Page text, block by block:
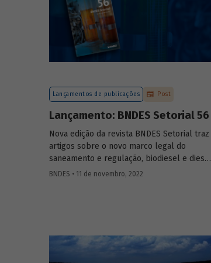
Lançamentos de publicações Post
Lançamento: BNDES Setorial 56
Nova edição da revista BNDES Setorial traz
artigos sobre o novo marco legal do
saneamento e regulação, biodiesel e diesel
verde no Brasil, e o papel do
BNDES • 11 de novembro, 2022